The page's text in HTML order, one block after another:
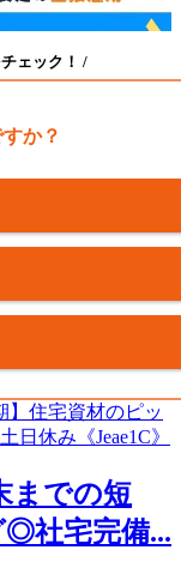
ェック！ /
か？
までの短
◎社宅完備...